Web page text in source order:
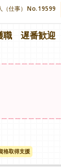
（仕事） No.19599
護職 遅番歓
格取得支援